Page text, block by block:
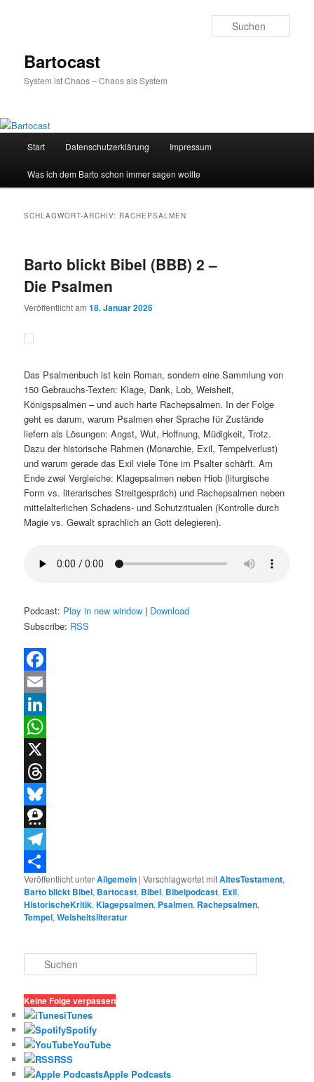
Bartocast
System ist Chaos – Chaos als System
Start Datenschutzerklärung Impressum
Was ich dem Barto schon immer sagen wollte
SCHLAGWORT-ARCHIV: RACHEPSALMEN
Barto blickt Bibel (BBB) 2 –
Die Psalmen
Veröffentlicht am18. Januar 2026
Das Psalmenbuch ist kein Roman, sondern eine Sammlung von
150 Gebrauchs-Texten: Klage, Dank, Lob, Weisheit,
Königspsalmen – und auch harte Rachepsalmen. In der Folge
geht es darum, warum Psalmen eher Sprache für Zustände
liefern als Lösungen: Angst, Wut, Hoffnung, Müdigkeit, Trotz.
Dazu der historische Rahmen (Monarchie, Exil, Tempelverlust)
und warum gerade das Exil viele Töne im Psalter schärft. Am
Ende zwei Vergleiche: Klagepsalmen neben Hiob (liturgische
Form vs. literarisches Streitgespräch) und Rachepsalmen neben
mittelalterlichen Schadens- und Schutzritualen (Kontrolle durch
Magie vs. Gewalt sprachlich an Gott delegieren).
Podcast: Play in new window | Download
Subscribe: RSS
Facebook
Email
LinkedIn
WhatsApp
X
Threads
Bluesky
Threema
Telegram
Teilen
Veröffentlicht unterAllgemein |Verschlagwortet mitAltesTestament,
Barto blickt Bibel, Bartocast, Bibel, Bibelpodcast, Exil,
HistorischeKritik,Klagepsalmen, Psalmen, Rachepsalmen,
Tempel,Weisheitsliteratur
u
h
e
n
Keine Folge verpassen
iTunes
Spotify
YouTube
RSS
Apple Podcasts